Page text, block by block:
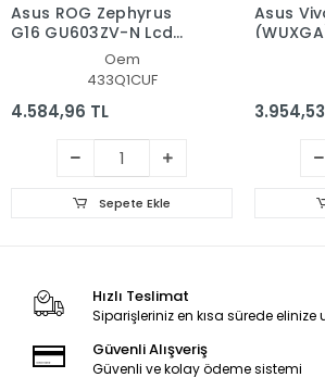
Asus ROG Zephyrus
G16 GU603ZV-N Lcd
Led Ekran - Panel
Oem
433Q1CUF
4.584,96 TL
Sepete Ekle
Asus
Ekran -
Hızlı Teslimat
Siparişleriniz en kısa sürede elinize
Güvenli Alışveriş
Güvenli ve kolay ödeme sistemi